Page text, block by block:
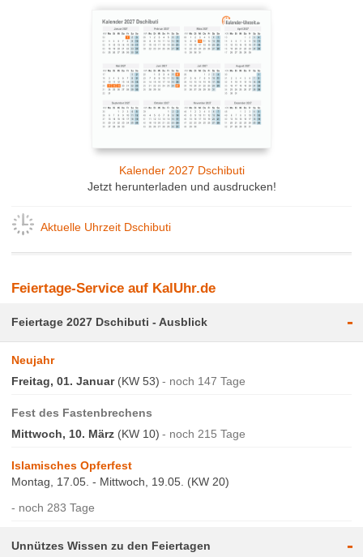
Kalender 2027 Dschibuti
Jetzt herunterladen und ausdrucken!
Aktuelle Uhrzeit Dschibuti
Feiertage-Service auf KalUhr.de
Feiertage 2027 Dschibuti - Ausblick -
Neujahr
Freitag, 01. Januar(KW 53) noch 147 Tage
Fest des Fastenbrechens
Mittwoch, 10. März (KW 10) noch 215 Tage
Islamisches Opferfest
Montag, 17.05. - Mittwoch, 19.05. (KW 20)
noch 283 Tage
Unnützes Wissen zu den Feiertagen -